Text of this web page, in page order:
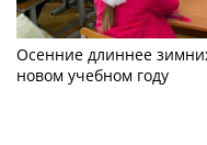
Осенние длиннее
новом учебном году